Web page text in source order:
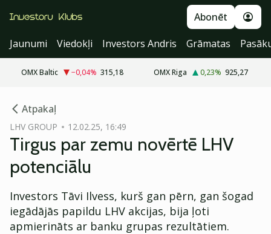
Abonēt
Jaunumi
Viedokļi Investors Andris Grāmatas
OMX Baltic −0,04% 315,18 OMX Riga 0,23% 925,27
Atpakaļ
LHV GROUP 12.02.25, 16:49
Tirgus par zemu novērtē LHV
potenciālu
Investors Tāvi Ilvess, kurš gan pērn, gan šogad
iegādājās papildu LHV akcijas, bija ļoti
apmierināts ar banku grupas rezultātiem.